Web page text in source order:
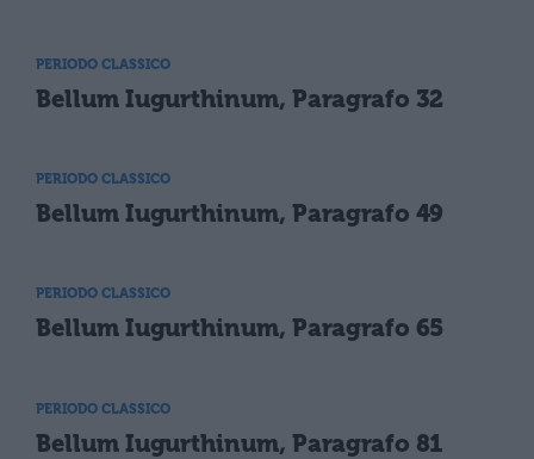
PERIODO CLASSICO
Bellum Iugurthinum, Paragrafo 32
PERIODO CLASSICO
Bellum Iugurthinum, Paragrafo 49
PERIODO CLASSICO
Bellum Iugurthinum, Paragrafo 65
PERIODO CLASSICO
Bellum Iugurthinum, Paragrafo 81